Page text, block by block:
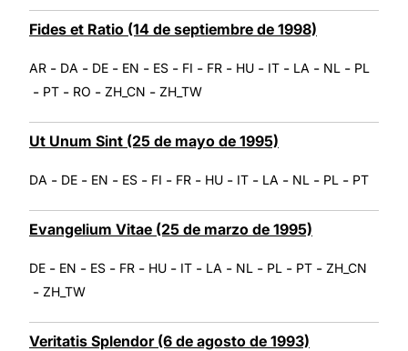
Fides et Ratio (14 de septiembre de 1998)
AR - DA - DE - EN - ES - FI - FR - HU - IT - LA - NL - PL
- PT - RO - ZH_CN - ZH_TW
Ut Unum Sint (25 de mayo de 1995)
DA - DE - EN - ES - FI - FR - HU - IT - LA - NL - PL - PT
Evangelium Vitae (25 de marzo de 1995)
DE - EN - ES - FR - HU - IT - LA - NL - PL - PT - ZH_CN
- ZH_TW
Veritatis Splendor (6 de agosto de 1993)